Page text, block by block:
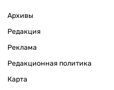
Архивы
Редакция
Реклама
Редакционная политика
Карта